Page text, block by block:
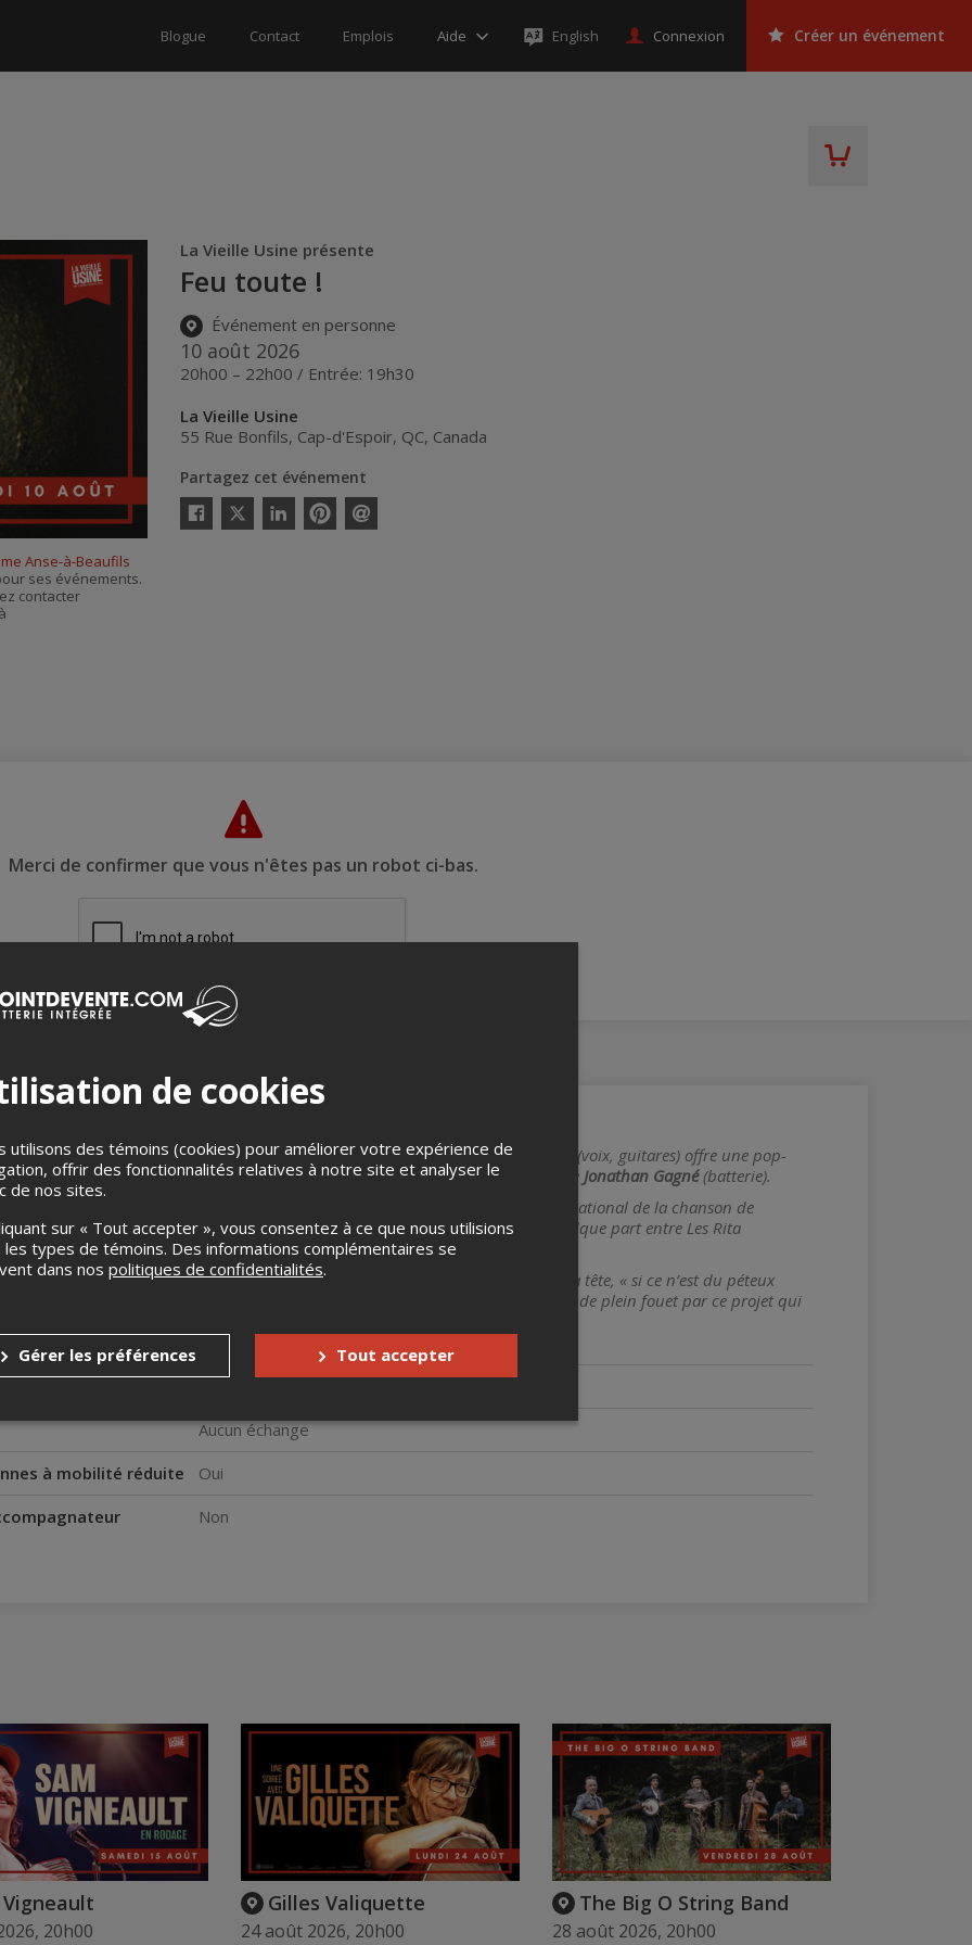
Blogue Contact Emplois Aide English Connexion Créer un événement
La Vieille Usine présente
Feu toute !
Événement en personne
10 août 2026
20h00 – 22h00 / Entrée: 19h30
La Vieille Usine
55 Rue Bonfils, Cap-d'Espoir, QC, Canada
Partagez cet événement
Facebook
Twitter
LinkedinPinterestEnvoyer
Anse-à-Beaufils
ses événements.
contacter
Merci de confirmer que vous n'êtes pas un robot ci-bas.
musical né pour la scène ! L'autrice-compositrice-interprèteCynthia Veilleux
(voix, guitares) offre une pop-
une formule « power trio », en compagnie deMarie-Anne Arsenault(basse) et de Jonathan Gagné(batterie).
Parade nuptiale (Dance with Me)
45e Festival international de la chanson de
Garoche ta sacoche signe des chansons audacieuses, engagées et directes, quelque part entre Les Rita
Diane Dufresne.
envolées lyriques et guitares robustes vous feront sans aucun doute bouger de la tête, « si ce n’est du péteux
de mettre littéralement le feu sur la scène ! Ne ratez pas l'occasion d'être happé de plein fouet par ce projet qui
plus rock une fois sous les projecteurs.
Aucun échange
à mobilité réduite
Oui
Non
Vigneault
20h00
Gilles Valiquette
24 août 2026, 20h00
The Big O String Band
28 août 2026, 20h00
de cookies
utilisons des témoins (cookies) pour améliorer votre expérience de
offrir des fonctionnalités relatives à notre site et analyser le
de nos sites.
sur « Tout accepter », vous consentez à ce que nous utilisions
les types de témoins. Des informations complémentaires se
dans nos politiques de confidentialités.
Gérer les préférences Tout accepter